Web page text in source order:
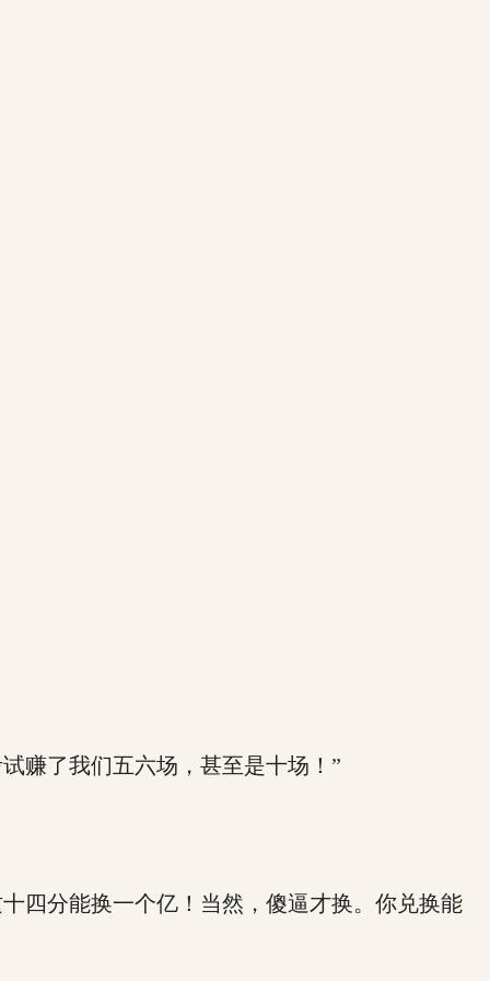
赚了我们五六场，甚至是十场！”
分能换一个亿！当然，傻逼才换。你兑换能